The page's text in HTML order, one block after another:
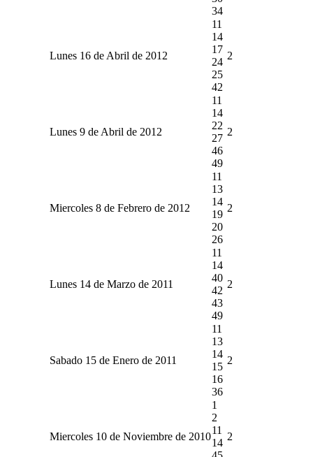
34
Lunes 16 de Abril de 2012
11
14
17
24
25
42
2
Lunes 9 de Abril de 2012
11
14
22
27
46
49
2
Miercoles 8 de Febrero de 2012
11
13
14
19
20
26
2
Lunes 14 de Marzo de 2011
11
14
40
42
43
49
2
Sabado 15 de Enero de 2011
11
13
14
15
16
36
2
Miercoles 10 de Noviembre de 2010
1
2
11
14
2